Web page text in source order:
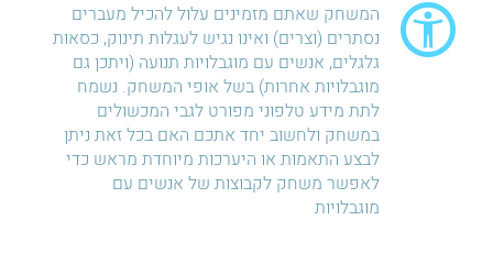
המשחק שאתם מזמינים עלול להכיל מעברים
נסתרים (וצרים) ואינו נגיש לעגלות תינוק, כסאות
גלגלים, אנשים עם מוגבלויות תנועה (ויתכן גם
מוגבלויות אחרות) בשל אופי המשחק. נשמח
לתת מידע טלפוני מפורט לגבי המכשולים
במשחק ולחשוב יחד אתכם האם בכל זאת ניתן
לבצע התאמות או היערכות מיוחדת מראש כדי
לאפשר משחק לקבוצות של אנשים עם
מוגבלויות